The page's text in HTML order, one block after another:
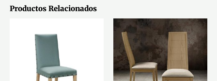
Productos Relacionados